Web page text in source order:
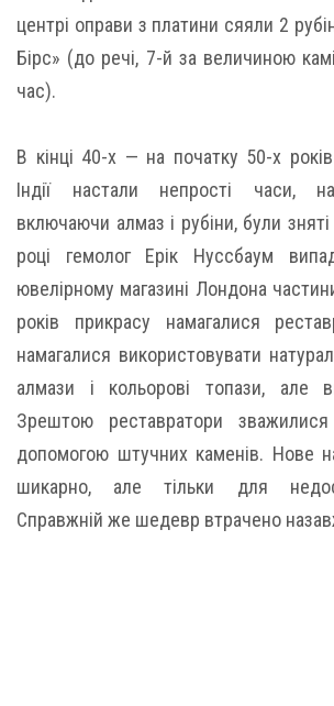
центрі оправи з платини сяяли 2
Бірс» (до речі, 7-й за величиною
час).
В кінці 40-х — на початку 50-х
Індії настали непрості часи,
включаючи алмаз і рубіни, були
році гемолог Ерік Нуссбаум
ювелірному магазині Лондона
років прикрасу намагалися
намагалися використовувати
алмази і кольорові топази, але
Зрештою реставратори
допомогою штучних каменів. Нове
шикарно, але тільки для
Справжній же шедевр втрачено